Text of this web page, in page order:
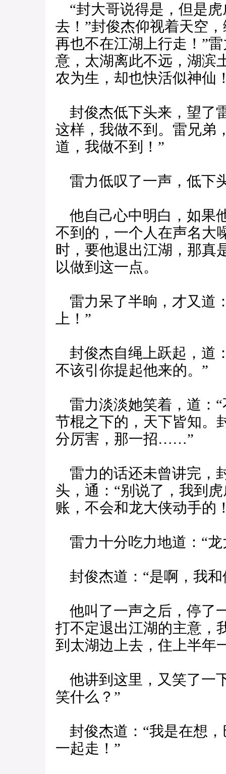
“封大哥说得是，但是
去！”封俊杰仰视着天空
再也不在江湖上行走！”
意，太湖离此不远，湖滨
农为生，却也快活似神仙
封俊杰低下头来，望了
这样，我做不到。雷兄弟
道，我做不到！”
雷力低叹了一声，低下
他自己心中明白，如果
不到的，一个人在声名大
时，要他退出江湖，那真
以做到这一点。
雷力呆了半晌，才又道
上！”
封俊杰自绳上跃起，道
不该引你提起他来的。”
雷力淡淡她笑着，道：
节棍之下的，天下皆知。
分厉害，那一招……”
雷力的话还未曾讲完，
头，通：“别说了，我到
账，不会和龙大侠动手的
雷力十分吃力地道：“龙
封俊杰道：“是啊，我和
他叫了一声之后，停了
打不定退出江湖的主意，
到太湖边上去，住上半年
他讲到这里，又笑了一
笑什么？”
封俊杰道：“我是在想
一起走！”